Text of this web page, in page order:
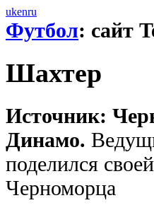
ukenru
Футбол: сайт
Шахтер
Источник:
Динамо.
поделился
Черноморца